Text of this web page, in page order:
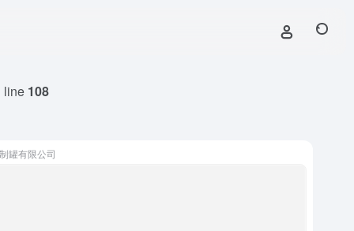
108
罐有限公司